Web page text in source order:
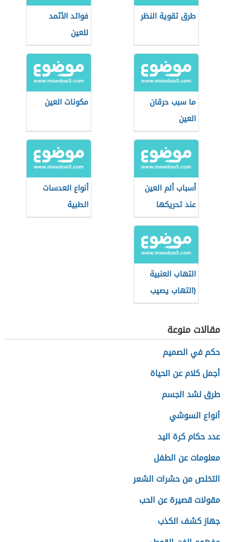
طرق تقوية النظر
فوائد الأثمد
للعين
ما سبب حرقان
العين
مكونات العين
أسباب ألم العين
عند تحريكها
أنواع العدسات
الطبية
واستخداماتها
التهاب العنبية
(التهاب يصيب
العين)
مقالات منوعة
حكم في الصميم
أجمل كلام عن الحياة
طرق لشد الجسم
أنواع السوشي
عدد حكام كرة اليد
معلومات عن الطفل
التخلص من حشرات الشعر
مقولات قصيرة عن الحب
جهاز كشف الكذب